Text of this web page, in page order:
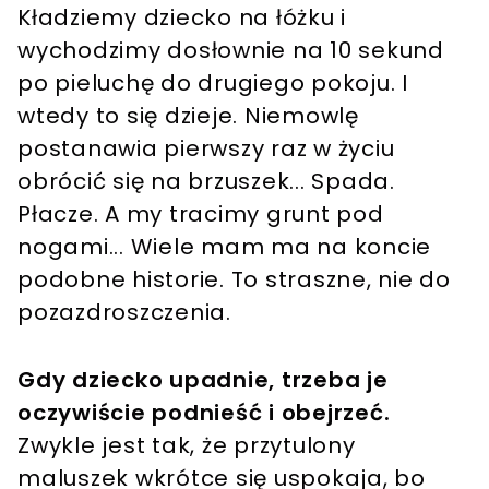
Kładziemy dziecko na łóżku i
wychodzimy dosłownie na 10 sekund
po pieluchę do drugiego pokoju. I
wtedy to się dzieje. Niemowlę
postanawia pierwszy raz w życiu
obrócić się na brzuszek... Spada.
Płacze. A my tracimy grunt pod
nogami... Wiele mam ma na koncie
podobne historie. To straszne, nie do
pozazdroszczenia.
Gdy dziecko upadnie, trzeba je
oczywiście podnieść i obejrzeć.
Zwykle jest tak, że przytulony
maluszek wkrótce się uspokaja, bo